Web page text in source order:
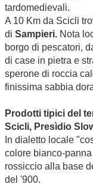
tardomedievali.
A 10 Km da Scicli
di Sampieri. Nota
borgo di pescatori,
di case in pietra e
sperone di roccia
finissima sabbia
Prodotti tipici del
Scicli, Presìdio
In dialetto locale
colore bianco-
rossiccio alla base
del '900.